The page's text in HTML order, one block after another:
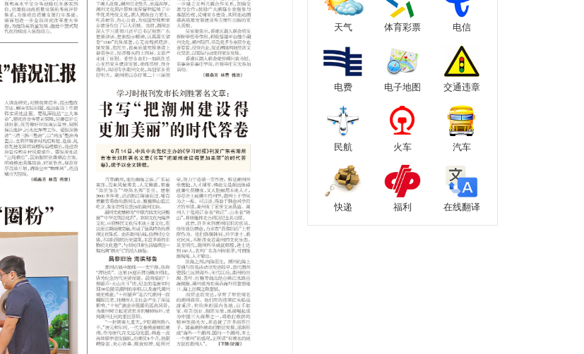
天气 体育彩票 电信
电费 电子地图 交通违章
民航 火车 汽车
快递 福利 在线翻译